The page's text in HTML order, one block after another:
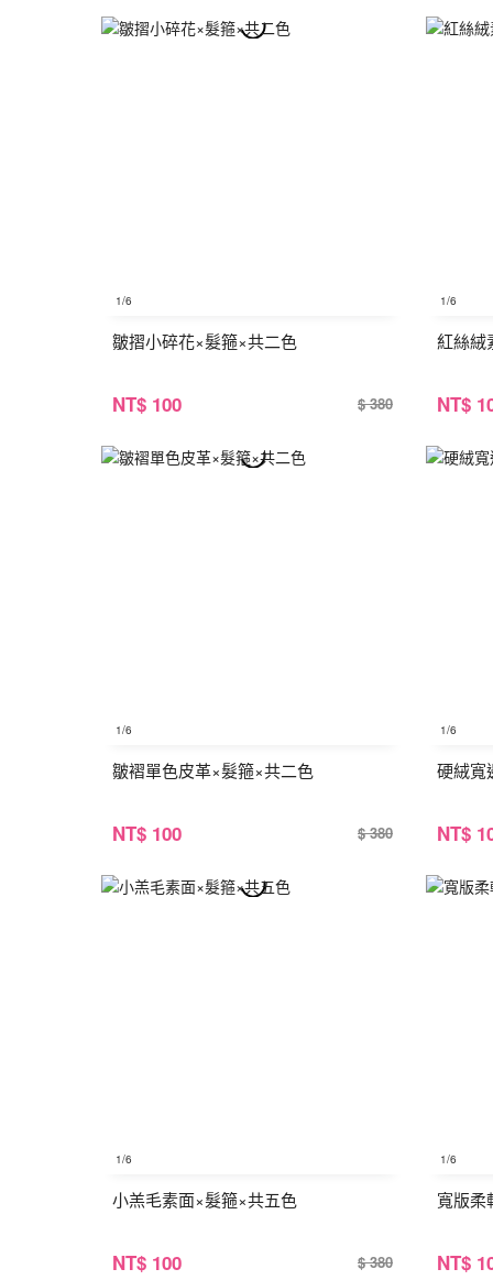
1/6
皺摺小碎花×髮箍×共二色
NT$ 100 $ 380
1/6
紅絲絨
NT$
1/6
皺褶單色皮革×髮箍×共二色
NT$ 100 $ 380
1/6
硬絨寬
NT$
1/6
小羔毛素面×髮箍×共五色
NT$ 100 $ 380
1/6
寬版柔
NT$